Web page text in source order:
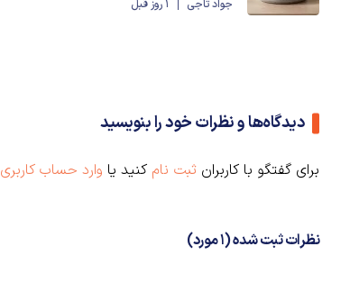
جواد تاجی 1 روز قبل
دیدگاه‌ها و نظرات خود را بنویسید
برای گفتگو با کاربران ثبت نام کنید یا وارد حساب کاربری
نظرات ثبت شده (1 مورد)